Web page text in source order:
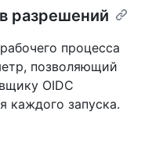
разрешений
процесса
позволяющий
OIDC
каждого запуска.